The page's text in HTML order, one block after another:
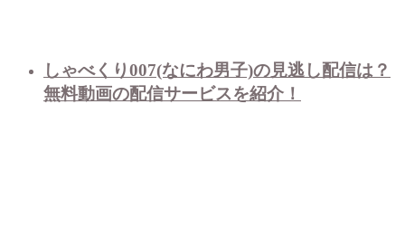
しゃべくり007(なにわ男子)の見逃し配信は？
無料動画の配信サービスを紹介！